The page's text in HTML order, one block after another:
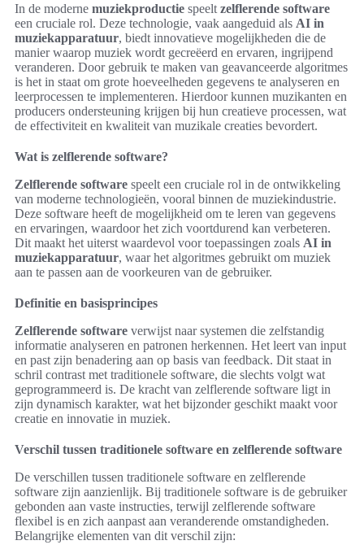
In de moderne muziekproductie speelt zelflerende software
een cruciale rol. Deze technologie, vaak aangeduid als AI in
muziekapparatuur, biedt innovatieve mogelijkheden die de
manier waarop muziek wordt gecreëerd en ervaren, ingrijpend
veranderen. Door gebruik te maken van geavanceerde algoritmes
is het in staat om grote hoeveelheden gegevens te analyseren en
leerprocessen te implementeren. Hierdoor kunnen muzikanten en
producers ondersteuning krijgen bij hun creatieve processen, wat
de effectiviteit en kwaliteit van muzikale creaties bevordert.
Wat is zelflerende software?
Zelflerende software speelt een cruciale rol in de ontwikkeling
van moderne technologieën, vooral binnen de muziekindustrie.
Deze software heeft de mogelijkheid om te leren van gegevens
en ervaringen, waardoor het zich voortdurend kan verbeteren.
Dit maakt het uiterst waardevol voor toepassingen zoals AI in
muziekapparatuur, waar het algoritmes gebruikt om muziek
aan te passen aan de voorkeuren van de gebruiker.
Definitie en basisprincipes
Zelflerende software verwijst naar systemen die zelfstandig
informatie analyseren en patronen herkennen. Het leert van input
en past zijn benadering aan op basis van feedback. Dit staat in
schril contrast met traditionele software, die slechts volgt wat
geprogrammeerd is. De kracht van zelflerende software ligt in
zijn dynamisch karakter, wat het bijzonder geschikt maakt voor
creatie en innovatie in muziek.
Verschil tussen traditionele software en zelflerende software
De verschillen tussen traditionele software en zelflerende
software zijn aanzienlijk. Bij traditionele software is de gebruiker
gebonden aan vaste instructies, terwijl zelflerende software
flexibel is en zich aanpast aan veranderende omstandigheden.
Belangrijke elementen van dit verschil zijn: